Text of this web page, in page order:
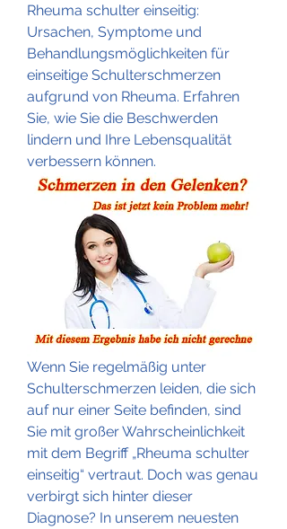
Rheuma schulter einseitig:
Ursachen, Symptome und
Behandlungsmöglichkeiten für
einseitige Schulterschmerzen
aufgrund von Rheuma. Erfahren
Sie, wie Sie die Beschwerden
lindern und Ihre Lebensqualität
verbessern können.
Wenn Sie regelmäßig unter
Schulterschmerzen leiden, die sich
auf nur einer Seite befinden, sind
Sie mit großer Wahrscheinlichkeit
mit dem Begriff „Rheuma schulter
einseitig“ vertraut. Doch was genau
verbirgt sich hinter dieser
Diagnose? In unserem neuesten